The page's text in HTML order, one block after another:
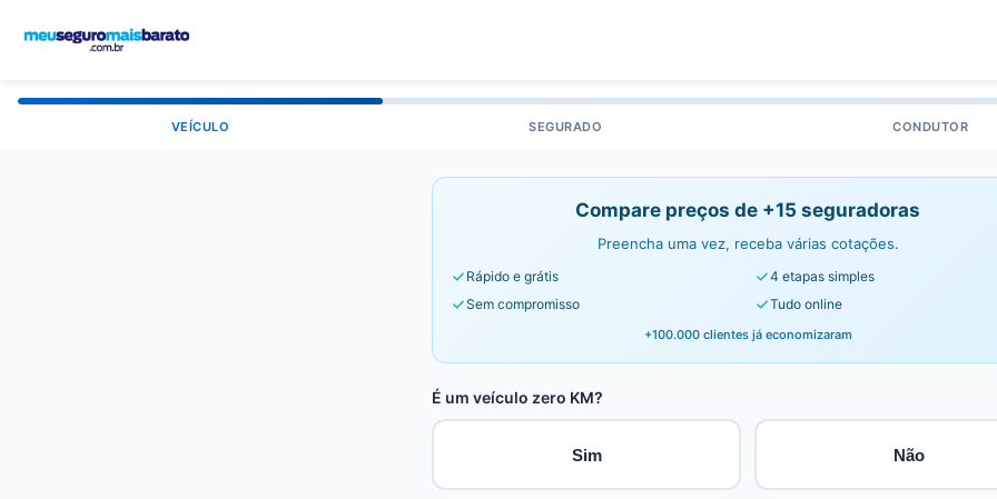
VEÍCULO SEGURADO CONDUTOR
Compare preços de +15 seguradoras
Preencha uma vez, receba várias cotações.
Rápido e grátis
4 etapas simples
Sem compromisso
Tudo online
+100.000 clientes já economizaram
É um veículo zero KM?
Sim Não